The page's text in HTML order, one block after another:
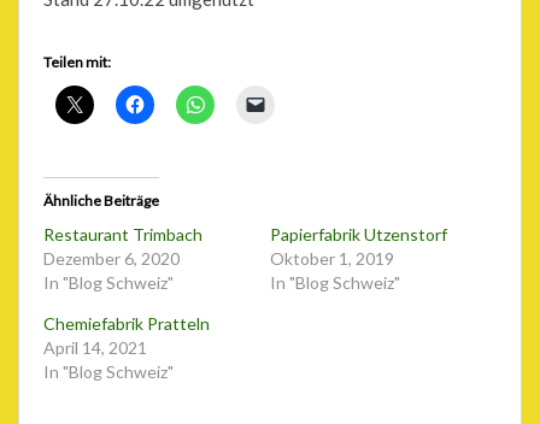
Teilen mit:
Ähnliche Beiträge
Restaurant Trimbach
Dezember 6, 2020
In "Blog Schweiz"
Papierfabrik Utzenstorf
Oktober 1, 2019
In "Blog Schweiz"
Chemiefabrik Pratteln
April 14, 2021
In "Blog Schweiz"